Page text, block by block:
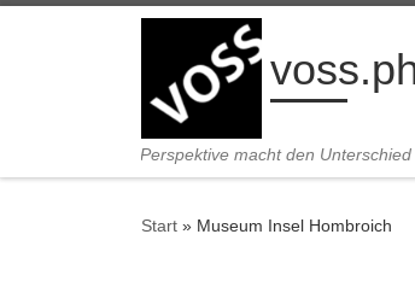
Perspektive macht den Unterschied
Start » Museum Insel Hombroich